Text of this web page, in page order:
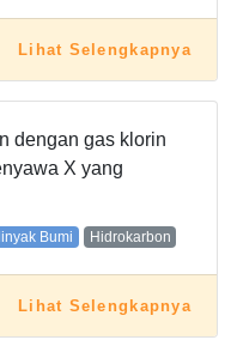
Lihat Selengkapnya
dengan gas klorin
X yang
Bumi Hidrokarbon
Lihat Selengkapnya